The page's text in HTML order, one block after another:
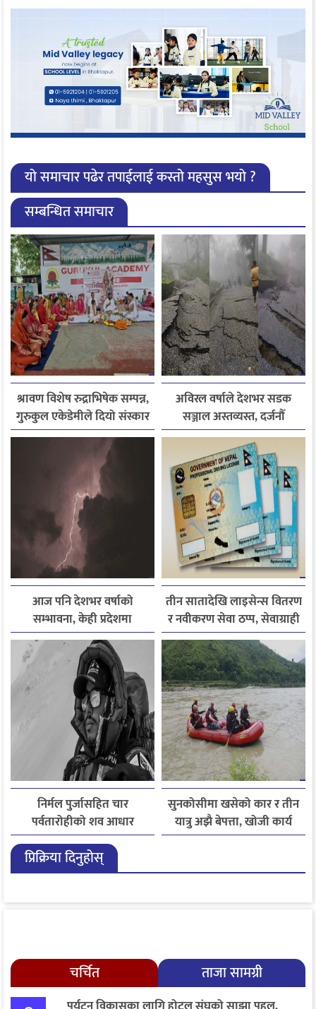
यो समाचार पढेर तपाईलाई कस्तो महसुस भयो ?
सम्बन्धित समाचार
श्रावण विशेष रुद्राभिषेक सम्पन्न,
गुरुकुल एकेडेमीले दियो संस्कार
र नैतिक शिक्षाको सन्देश
अविरल वर्षाले देशभर सडक
सञ्जाल अस्तव्यस्त, दर्जनौँ
राजमार्ग अवरुद्ध
आज पनि देशभर वर्षाको
सम्भावना, केही प्रदेशमा
भारीदेखि धेरै भारी वर्षा हुने
चेतावनी
तीन सातादेखि लाइसेन्स वितरण
र नवीकरण सेवा ठप्प, सेवाग्राही
सास्तीमा
निर्मल पुर्जासहित चार
पर्वतारोहीको शव आधार
शिविरमा ल्याइयो, तीन अझै
बेपत्ता
सुनकोसीमा खसेको कार र तीन
यात्रु अझै बेपत्ता, खोजी कार्य
जारी
प्रिक्रिया दिनुहोस्
चर्चित ताजा सामग्री